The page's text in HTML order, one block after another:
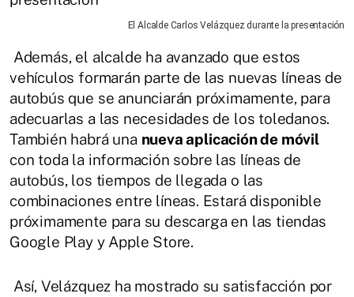
El Alcalde Carlos Velázquez durante la presentación
Además, el alcalde ha avanzado que estos
vehículos formarán parte de las nuevas líneas de
autobús que se anunciarán próximamente, para
adecuarlas a las necesidades de los toledanos.
También habrá una nueva aplicación de móvil
con toda la información sobre las líneas de
autobús, los tiempos de llegada o las
combinaciones entre líneas. Estará disponible
próximamente para su descarga en las tiendas
Google Play y Apple Store.
Así, Velázquez ha mostrado su satisfacción por